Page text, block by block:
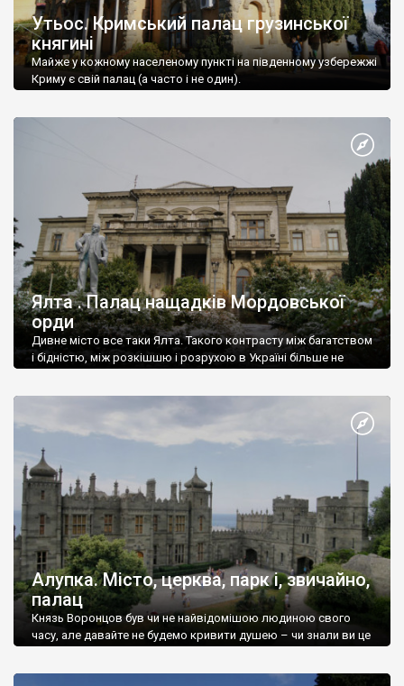
Утьос. Кримський палац грузинської
княгині
Майже у кожному населеному пункті на південному узбережжі
Криму є свій палац (а часто і не один).
Ялта . Палац нащадків Мордовської
орди
Дивне місто все таки Ялта. Такого контрасту між багатством
і бідністю, між розкішшю і розрухою в Україні більше не
Алупка. Місто, церква, парк і, звичайно,
палац
Князь Воронцов був чи не найвідомішою людиною свого
часу, але давайте не будемо кривити душею – чи знали ви це